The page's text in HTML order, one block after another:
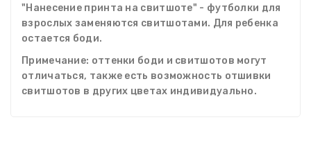
"Нанесение принта на свитшоте" - футболки для
взрослых заменяются свитшотами. Для ребенка
остается боди.
Примечание: оттенки боди и свитшотов могут
отличаться, также есть возможность отшивки
свитшотов в других цветах индивидуально.